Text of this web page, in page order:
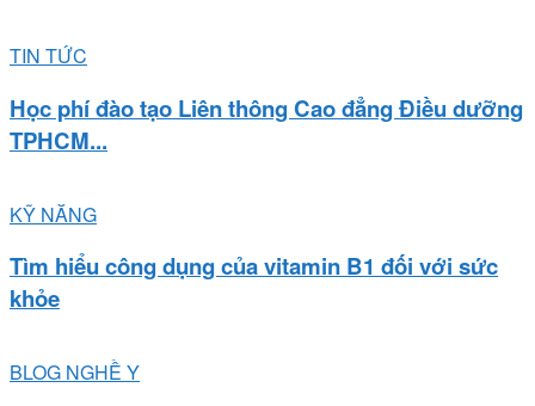
TIN TỨC
Học phí đào tạo Liên thông Cao đẳng Điều dưỡng
TPHCM...
KỸ NĂNG
Tìm hiểu công dụng của vitamin B1 đối với sức
khỏe
BLOG NGHỀ Y